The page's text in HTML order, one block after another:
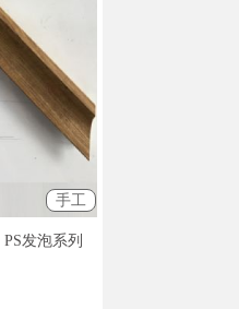
手工
PS发泡系列